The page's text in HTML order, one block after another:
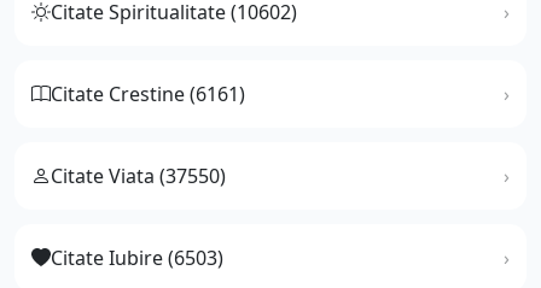
Citate Spiritualitate (10602)
Citate Crestine (6161)
Citate Viata (37550)
Citate Iubire (6503)